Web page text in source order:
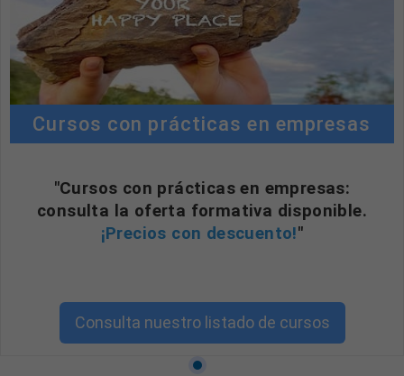
Cursos con prácticas en empresas
"Cursos con prácticas en empresas:
consulta la oferta formativa disponible.
¡Precios con descuento!"
Consulta nuestro listado de cursos